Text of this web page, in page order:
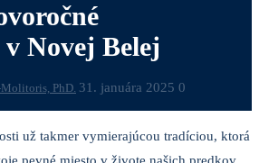
Novej Belej
PhD. 31. januára 2025 0
už takmer vymierajúcou tradíciou, ktorá